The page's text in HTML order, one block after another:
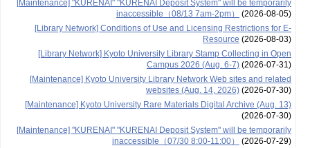
[Maintenance] "KURENAI" "KURENAI Deposit System" will be temporarily
inaccessible（08/13 7am-2pm）
(2026-08-05)
[Library Network] Conditions of Use and Licensing Restrictions for E-
Resource (2026-08-03)
[Library Network] Kyoto University Library Stamp Collecting in Open
Campus 2026 (Aug. 6-7)(2026-07-31)
[Maintenance] Kyoto University Library Network Web sites and related
websites (Aug. 14, 2026)(2026-07-30)
[Maintenance] Kyoto University Rare Materials Digital Archive (Aug. 13)
(2026-07-30)
[Maintenance] "KURENAI" "KURENAI Deposit System" will be temporarily
inaccessible（07/30 8:00-11:00）
(2026-07-29)